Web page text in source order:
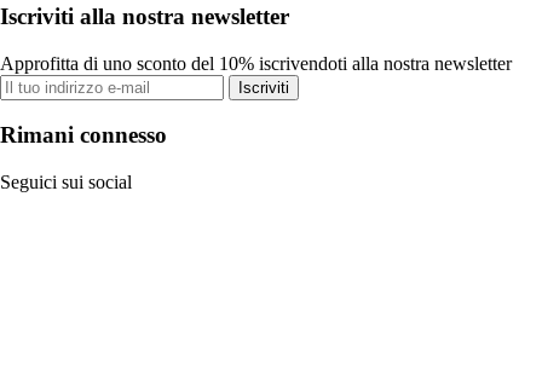
Iscriviti alla nostra newsletter
Approfitta di uno sconto del 10% iscrivendoti alla nostra newsletter
Iscriviti
Rimani connesso
Seguici sui social